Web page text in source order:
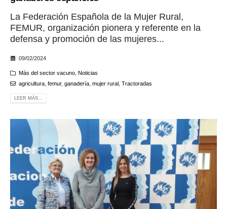
La Federación Española de la Mujer Rural,
FEMUR, organización pionera y referente en la
defensa y promoción de las mujeres...
09/02/2024
Más del sector vacuno, Noticias
agricultura, femur, ganadería, mujer rural, Tractoradas
LEER MÁS...